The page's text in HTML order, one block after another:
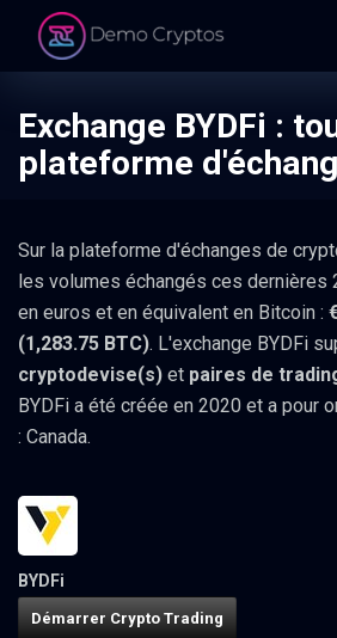
Exchange BYDFi :
plateforme
Sur la plateforme d'échanges de
les volumes échangés ces dernières
en euros et en équivalent en Bitcoin :
(1,283.75 BTC). L'exchange BYDFi
cryptodevise(s) et paires de
BYDFi a été créée en 2020 et a pour
: Canada.
BYDFi
Démarrer Crypto Trading